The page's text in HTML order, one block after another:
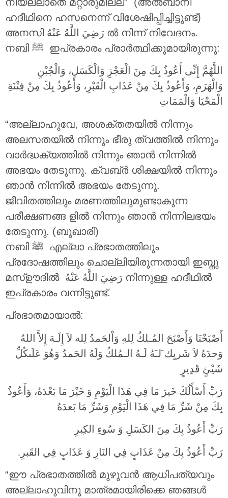
ഹദീഥിനെ ഹസനെന്ന് വിശേഷിപ്പിച്ചിട്ടുണ്ട്)
അനസി
ൽ നിന്ന് നിവേദനം.
നബി ‎ﷺ ഇപ്രകാരം പ്രാർത്ഥിക്കുമായിരുന്നു:
اللَّهُمَّ إِنِّى أَعُوذُ بِكَ مِنَ الْعَجْزِ وَالْكَسَلِ، وَالْجُبْنِ
وَالْهَرَمِ، وَأَعُوذُ بِكَ مِنْ عَذَابِ الْقَبْرِ، وَأَعُوذُ بِكَ مِنْ فِتْنَةِ
الْمَحْيَا وَالْمَمَاتِ
“അല്ലാഹുവേ, അശക്തതയിൽ നിന്നും
അലസതയിൽ നിന്നും ഭീരു ത്വത്തിൽ നിന്നും
വാർദ്ധക്യത്തിൽ നിന്നും ഞാൻ നിന്നിൽ
അഭയം തേടുന്നു. ക്വബ്ർ ശിക്ഷയിൽ നിന്നും
ഞാൻ നിന്നിൽ അഭയം തേടുന്നു.
ജീവിതത്തിലും മരണത്തിലുമുണ്ടാകുന്ന
പരീക്ഷണങ്ങ ളിൽ നിന്നും ഞാൻ നിന്നിലഭയം
തേടുന്നു. (ബുഖാരി)
നബി ‎ﷺ എല്ലാ പ്രഭാതത്തിലും
പ്രദോഷത്തിലും ചൊല്ലിയിരുന്നതായി ഇബ്നു
മസ്ഊദിൽ
നിന്നുള്ള ഹദീഥിൽ
ഇപ്രകാരം വന്നിട്ടുണ്ട്.
പ്രഭാതമായാൽ:
أَصْبَحْنَا وَأَصْبَحَ المُـلكُ لِلهِ وَاْلحَمدُ لِله لاَ إِلَـهَ إِلاَّ اللهُ
وَحدَهُ لاَ شَريِك َلـَهُ لَـهُ الـمُلكُ وَلَهُ الحَمدُ وَهُوَ عَلَىكُلِّ
شَيْئٍ قَدِيرٍ
رَبِّ أَسْأَلُكَ خَيرَ مَا فِي هَذَا الْيَوْمِ وَ خَيْرَ مَا بَعْدَهُ، وَأَعُوذُ
بِكَ مِنْ شَرِّ مَا فِي هَذَا الْيَوْمِ وَشَرِّ مَا بَعدَهُ
رَبِّ أَعُوذُ بِكَ مِنَ الكَسَلِ وَ سُوءِ الكِبرِ
رَبِّ أَعُوذُ بِكَ مِنْ عَذَابٍ فِي النَارِ وَ عَذَابٍ فِي القَبرِ.
“ഈ പ്രഭാതത്തിൽ മുഴുവൻ ആധിപത്യവും
അല്ലാഹുവിനു മാത്രമായിരിക്കെ ഞങ്ങൾ